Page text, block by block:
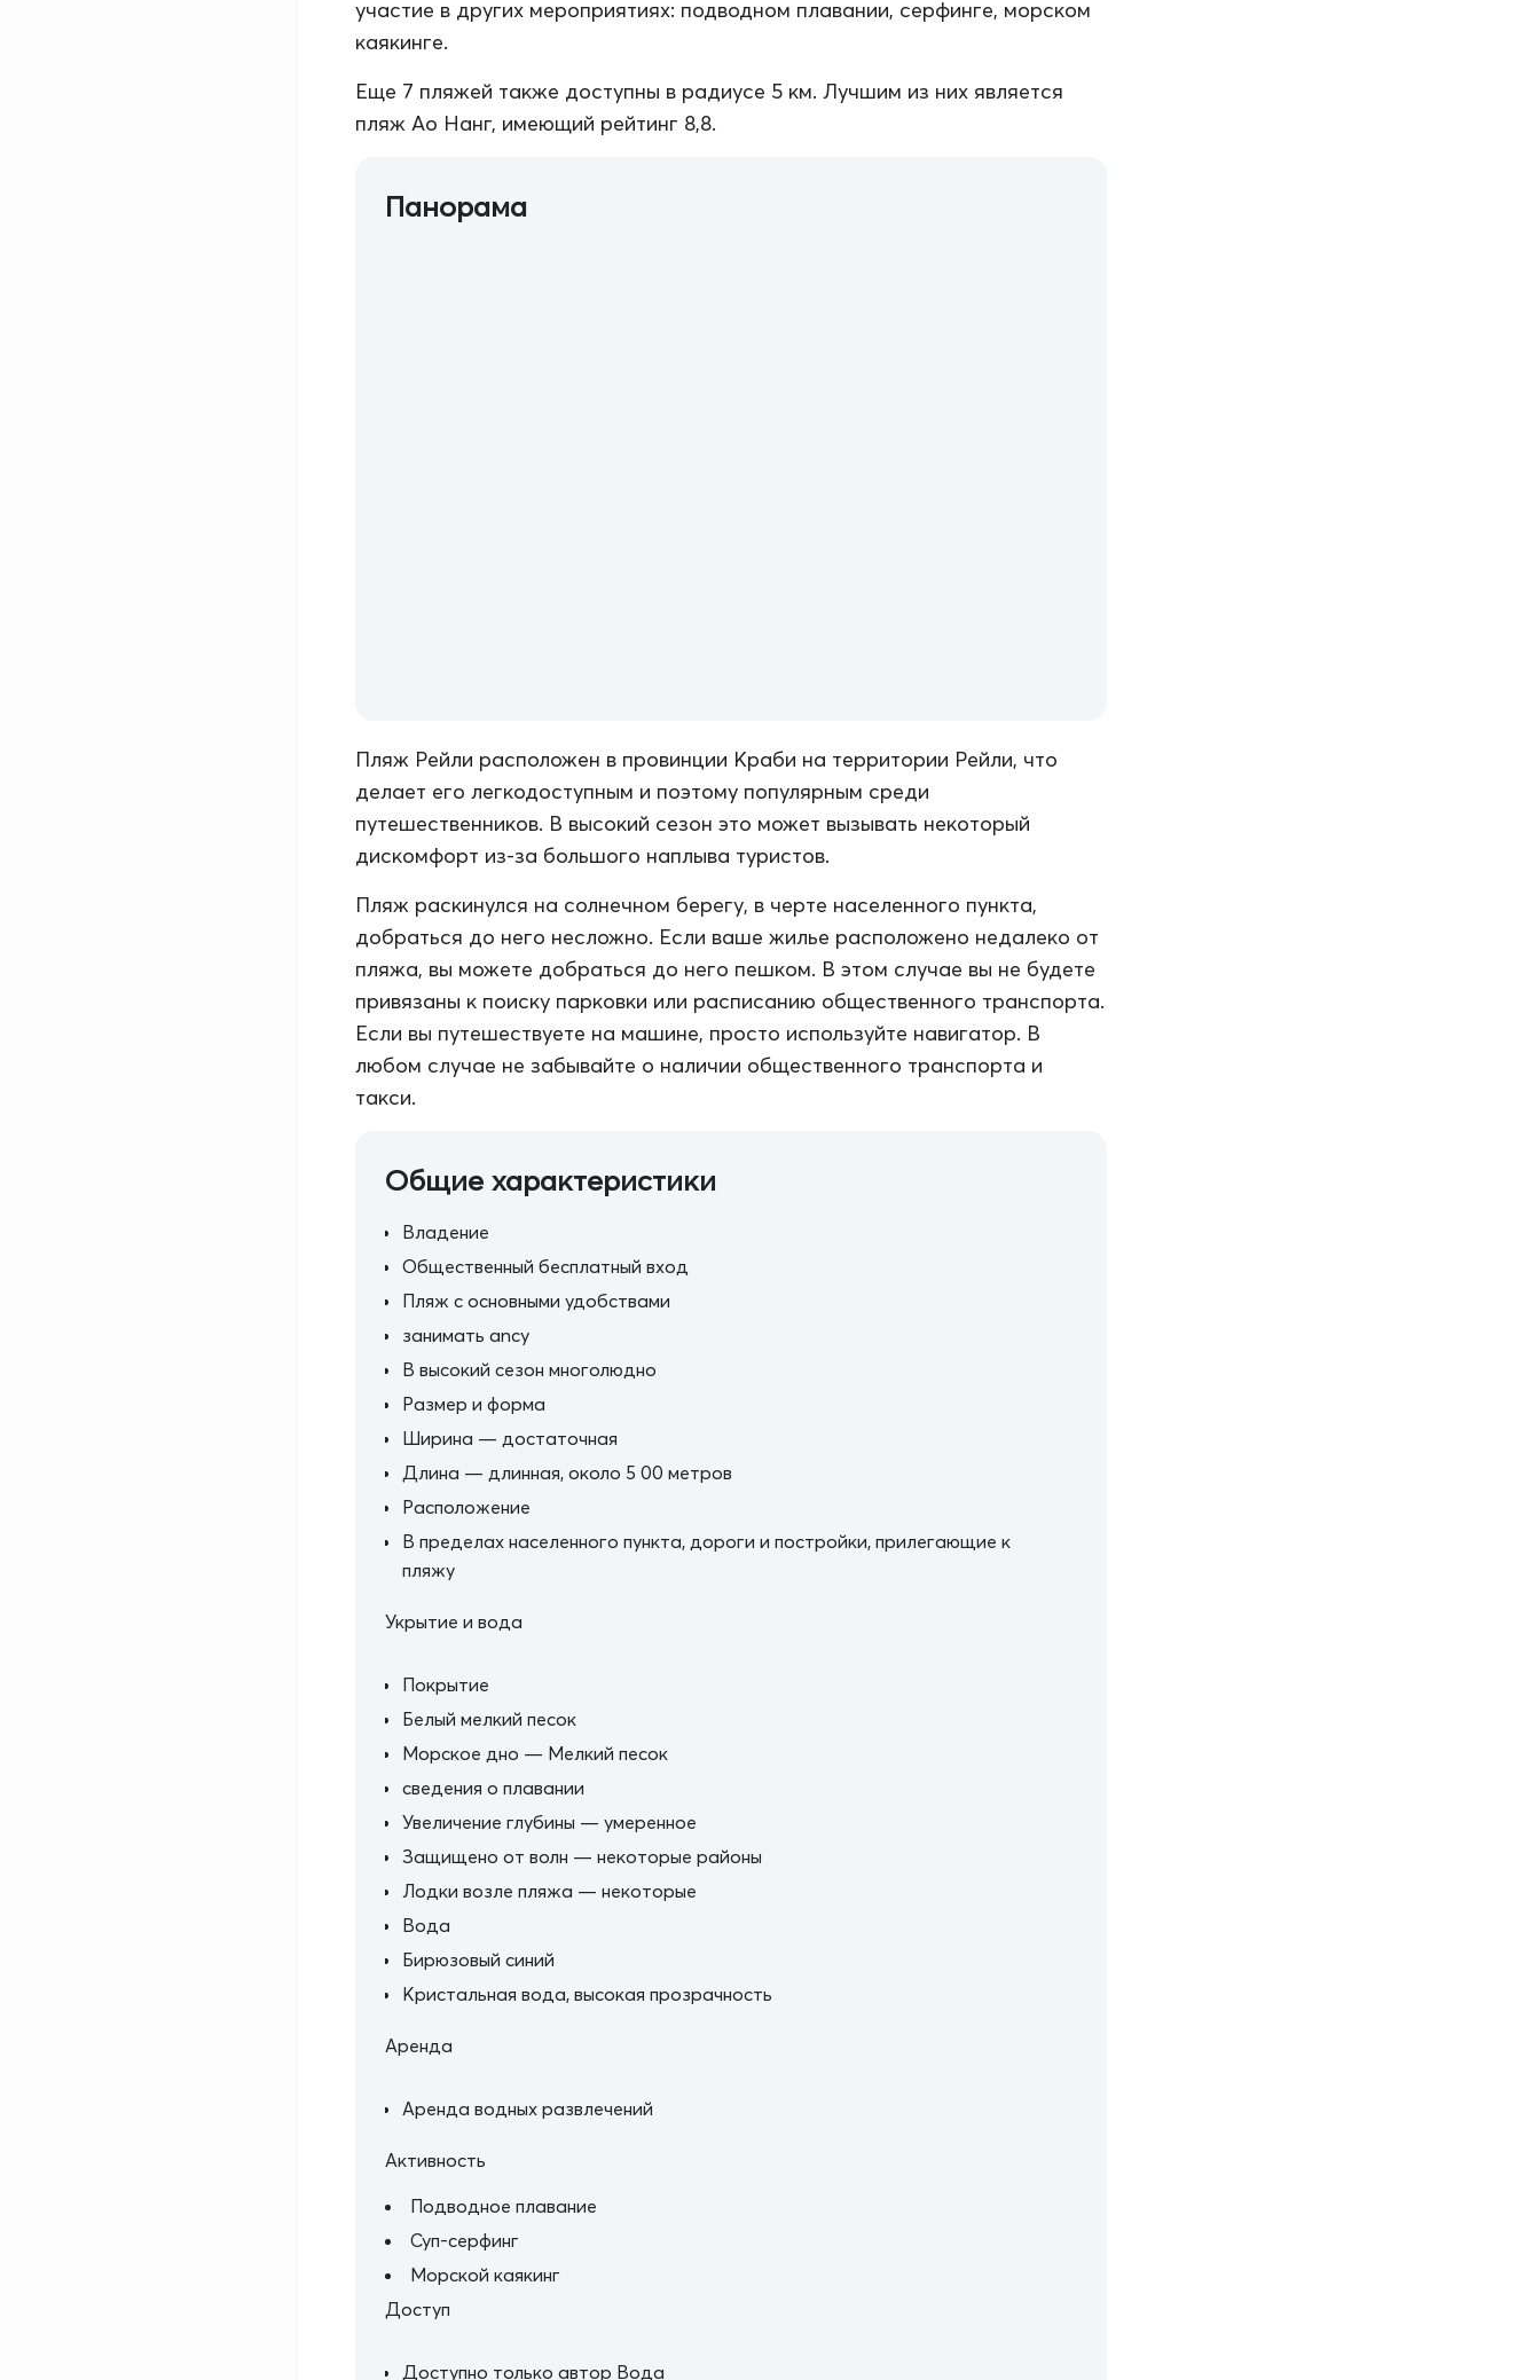
участие в других мероприятиях: подводном плавании, серфинге, морском
каякинге.
Еще 7 пляжей также доступны в радиусе 5 км. Лучшим из них является
пляж Ао Нанг, имеющий рейтинг 8,8.
Панорама
Пляж Рейли расположен в провинции Краби на территории Рейли, что
делает его легкодоступным и поэтому популярным среди
путешественников. В высокий сезон это может вызывать некоторый
дискомфорт из-за большого наплыва туристов.
Пляж раскинулся на солнечном берегу, в черте населенного пункта,
добраться до него несложно. Если ваше жилье расположено недалеко от
пляжа, вы можете добраться до него пешком. В этом случае вы не будете
привязаны к поиску парковки или расписанию общественного транспорта.
Если вы путешествуете на машине, просто используйте навигатор. В
любом случае не забывайте о наличии общественного транспорта и
такси.
Общие характеристики
Владение
Общественный бесплатный вход
Пляж с основными удобствами
занимать ancy
В высокий сезон многолюдно
Размер и форма
Ширина — достаточная
Длина — длинная, около 5 00 метров
Расположение
В пределах населенного пункта, дороги и постройки, прилегающие к
пляжу
Укрытие и вода
Покрытие
Белый мелкий песок
Морское дно — Мелкий песок
сведения о плавании
Увеличение глубины — умеренное
Защищено от волн — некоторые районы
Лодки возле пляжа — некоторые
Вода
Бирюзовый синий
Кристальная вода, высокая прозрачность
Аренда
Аренда водных развлечений
Активность
Подводное плавание
Суп-серфинг
Морской каякинг
Доступ
Доступно только автор Вода